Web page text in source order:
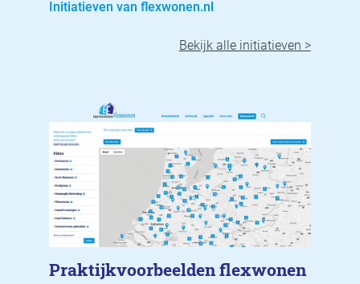
Initiatieven van flexwonen.nl
Bekijk alle initiatieven >
Praktijkvoorbeelden flexwonen